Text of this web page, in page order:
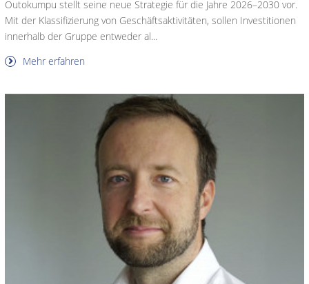
Outokumpu stellt seine neue Strategie für die Jahre 2026–2030 vor.
Mit der Klassifizierung von Geschäftsaktivitäten, sollen Investitionen
innerhalb der Gruppe entweder al...
Mehr erfahren